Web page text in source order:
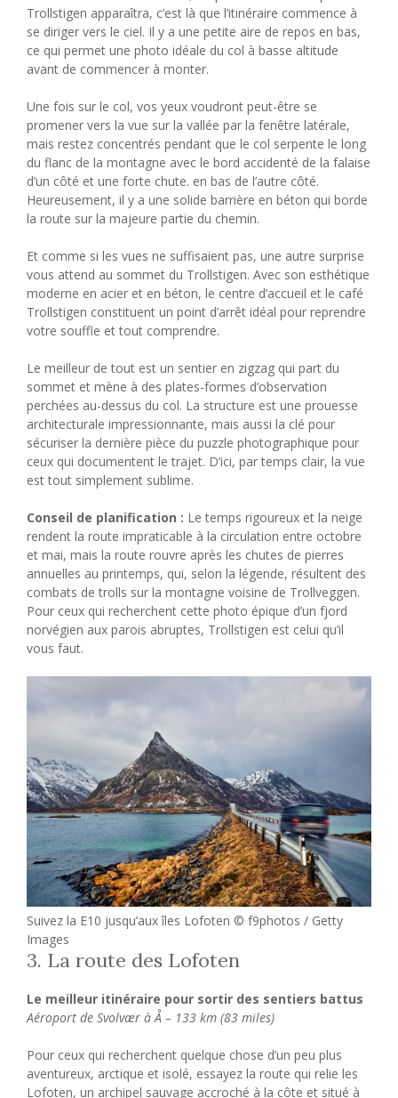
Trollstigen apparaîtra, c’est là que l’itinéraire commence à
se diriger vers le ciel. Il y a une petite aire de repos en bas,
ce qui permet une photo idéale du col à basse altitude
avant de commencer à monter.
Une fois sur le col, vos yeux voudront peut-être se
promener vers la vue sur la vallée par la fenêtre latérale,
mais restez concentrés pendant que le col serpente le long
du flanc de la montagne avec le bord accidenté de la falaise
d’un côté et une forte chute. en bas de l’autre côté.
Heureusement, il y a une solide barrière en béton qui borde
la route sur la majeure partie du chemin.
Et comme si les vues ne suffisaient pas, une autre surprise
vous attend au sommet du Trollstigen. Avec son esthétique
moderne en acier et en béton, le centre d’accueil et le café
Trollstigen constituent un point d’arrêt idéal pour reprendre
votre souffle et tout comprendre.
Le meilleur de tout est un sentier en zigzag qui part du
sommet et mène à des plates-formes d’observation
perchées au-dessus du col. La structure est une prouesse
architecturale impressionnante, mais aussi la clé pour
sécuriser la dernière pièce du puzzle photographique pour
ceux qui documentent le trajet. D’ici, par temps clair, la vue
est tout simplement sublime.
Conseil de planification : Le temps rigoureux et la neige
rendent la route impraticable à la circulation entre octobre
et mai, mais la route rouvre après les chutes de pierres
annuelles au printemps, qui, selon la légende, résultent des
combats de trolls sur la montagne voisine de Trollveggen.
Pour ceux qui recherchent cette photo épique d’un fjord
norvégien aux parois abruptes, Trollstigen est celui qu’il
vous faut.
Suivez la E10 jusqu’aux îles Lofoten © f9photos / Getty
Images
3. La route des Lofoten
Le meilleur itinéraire pour sortir des sentiers battus
Aéroport de Svolvær à Å – 133 km (83 miles)
Pour ceux qui recherchent quelque chose d’un peu plus
aventureux, arctique et isolé, essayez la route qui relie les
Lofoten, un archipel sauvage accroché à la côte et situé à